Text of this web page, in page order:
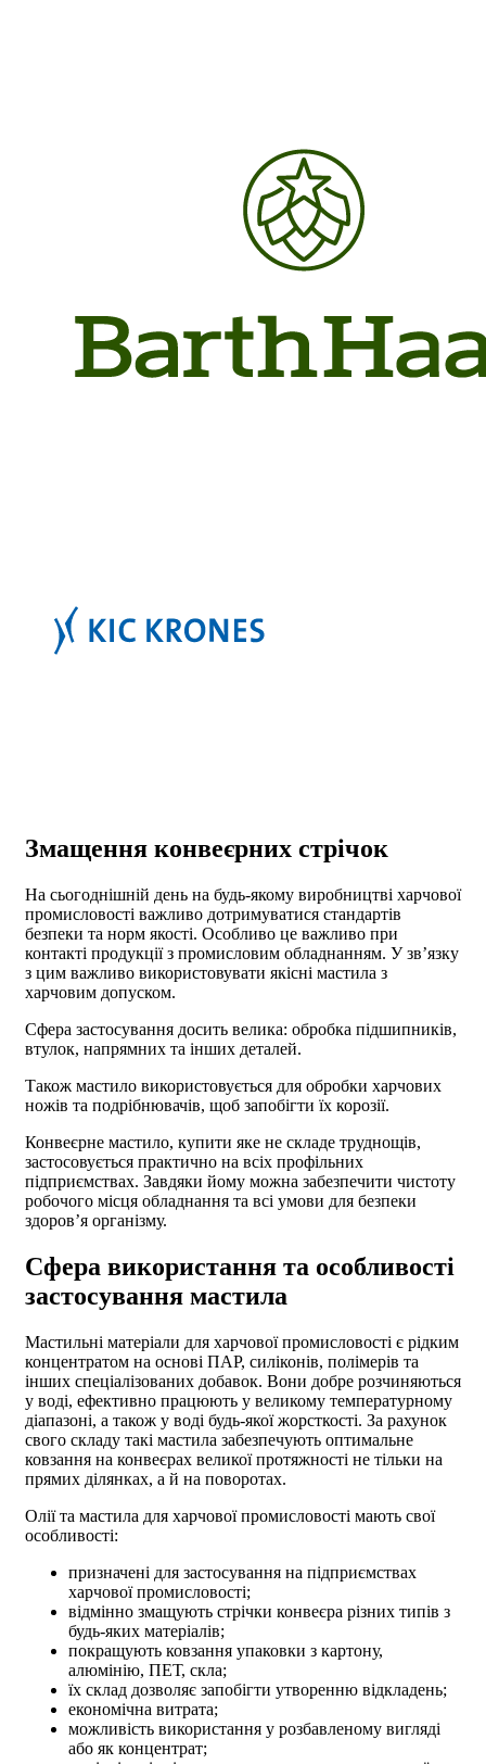
Змащення конвеєрних стрічок
На сьогоднішній день на будь-якому виробництві харчової
промисловості важливо дотримуватися стандартів
безпеки та норм якості. Особливо це важливо при
контакті продукції з промисловим обладнанням. У зв’язку
з цим важливо використовувати якісні мастила з
харчовим допуском.
Сфера застосування досить велика: обробка підшипників,
втулок, напрямних та інших деталей.
Також мастило використовується для обробки харчових
ножів та подрібнювачів, щоб запобігти їх корозії.
Конвеєрне мастило, купити яке не складе труднощів,
застосовується практично на всіх профільних
підприємствах. Завдяки йому можна забезпечити чистоту
робочого місця обладнання та всі умови для безпеки
здоров’я організму.
Сфера використання та особливості
застосування мастила
Мастильні матеріали для харчової промисловості є рідким
концентратом на основі ПАР, силіконів, полімерів та
інших спеціалізованих добавок. Вони добре розчиняються
у воді, ефективно працюють у великому температурному
діапазоні, а також у воді будь-якої жорсткості. За рахунок
свого складу такі мастила забезпечують оптимальне
ковзання на конвеєрах великої протяжності не тільки на
прямих ділянках, а й на поворотах.
Олії та мастила для харчової промисловості мають свої
особливості:
призначені для застосування на підприємствах
харчової промисловості;
відмінно змащують стрічки конвеєра різних типів з
будь-яких матеріалів;
покращують ковзання упаковки з картону,
алюмінію, ПЕТ, скла;
їх склад дозволяє запобігти утворенню відкладень;
економічна витрата;
можливість використання у розбавленому вигляді
або як концентрат;